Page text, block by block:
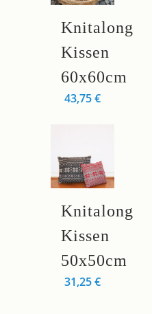
Produkt
weist
Varianten
auf.
können
auf
der
Produktseite
gewählt
werden
Knitalong
Kissen
60x60cm
43,75€
Produkt
weist
Varianten
auf.
Knitalong
Kissen
50x50cm
31,25€